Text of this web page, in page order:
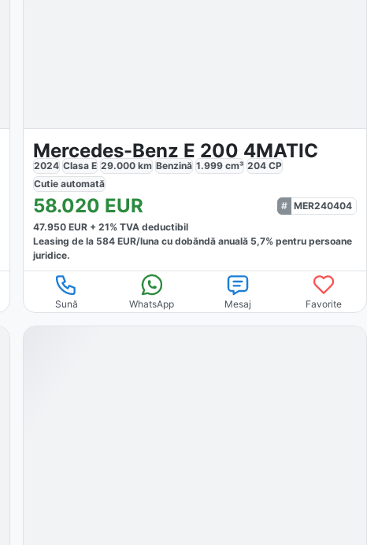
Mercedes-Benz E 200 4MATIC
2024 Clasa E 29.000km Benzină 1.999cm³ 204CP
Cutie automată
58.020 EUR
MER240404
47.950EUR + 21% TVA deductibil
Leasing de la 584EUR/lunacu dobăndă anuală 5,7% pentru persoane
juridice.
Sună WhatsApp Mesaj Favorite